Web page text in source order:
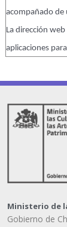
acompañado de
La dirección
aplicaciones
Ministerio de
Gobierno de